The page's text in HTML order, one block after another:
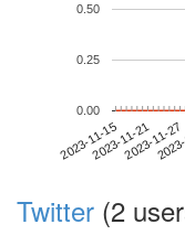
2023-11-152023-11-212023-11-27
0.00
0.25
0.50
Twitter (2